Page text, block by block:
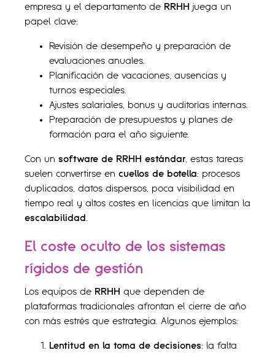
empresa y el departamento de RRHH juega un
papel clave:
Revisión de desempeño y preparación de
evaluaciones anuales.
Planificación de vacaciones, ausencias y
turnos especiales.
Ajustes salariales, bonus y auditorías internas.
Preparación de presupuestos y planes de
formación para el año siguiente.
Con un software de RRHH estándar, estas tareas
suelen convertirse en cuellos de botella: procesos
duplicados, datos dispersos, poca visibilidad en
tiempo real y altos costes en licencias que limitan la
escalabilidad.
El coste oculto de los sistemas
rígidos de gestión
Los equipos de RRHH que dependen de
plataformas tradicionales afrontan el cierre de año
con más estrés que estrategia. Algunos ejemplos:
Lentitud en la toma de decisiones: la falta